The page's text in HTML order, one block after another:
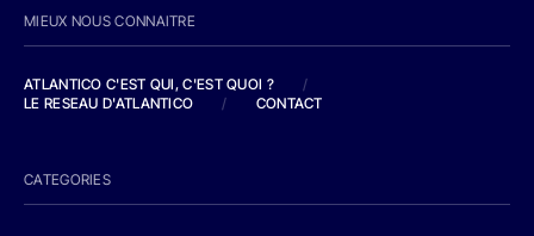
MIEUX NOUS CONNAITRE
ATLANTICO C'EST QUI, C'EST QUOI ?
/
LE RESEAU D'ATLANTICO
/ CONTACT
CATEGORIES